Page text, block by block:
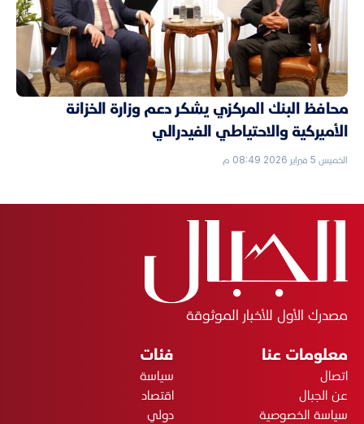
محافظ البنك المركزي يشكر دعم وزارة الخزانة
الأميركية والاحتياطي الفيدرالي
الخميس 5 فبراير 2026 08:49 م
مصدرك الأول للأخبار الموثوقة
معلومات عنا
اتصال
عن الجبال
سياسة الخصوصية
فئات
سياسة
اقتصاد
دولي